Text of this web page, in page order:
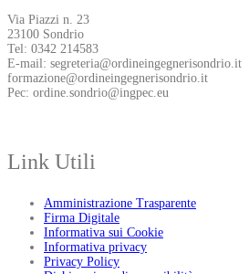
Via Piazzi n. 23
23100 Sondrio
Tel: 0342 214583
E-mail: segreteria@ordineingegnerisondrio.it
formazione@ordineingegnerisondrio.it
Pec: ordine.sondrio@ingpec.eu
Link Utili
Amministrazione Trasparente
Firma Digitale
Informativa sui Cookie
Informativa privacy
Privacy Policy